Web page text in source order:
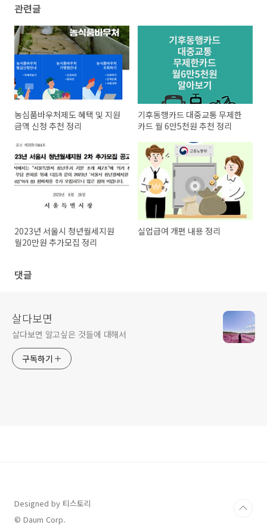
관련글
농심품바우처제도 혜택 및 지원
금액 신청 추천 정리
기후동행카드 대중교통 무제한
카드 월 6만5천원 추천 정리
2023년 서울시 청년월세지원
월20만원 추가모집 정리
실업급여 개편 내용 정리
댓글
살다보면
살다보면 알고싶은 것들에 대해서
구독하기
Designed by 티스토리
© Daum Corp.